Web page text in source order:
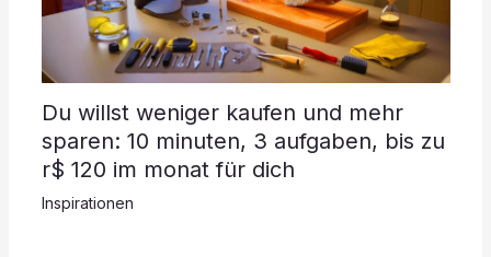
Du willst weniger kaufen und mehr
sparen: 10 minuten, 3 aufgaben, bis zu
r$ 120 im monat für dich
Inspirationen